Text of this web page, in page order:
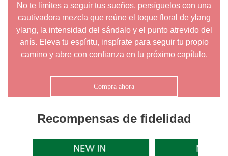
No te limites a seguir tus sueños, persíguelos con una
cautivadora mezcla que reúne el toque floral de ylang
ylang, la intensidad del sándalo y el punto atrevido del
anís. Eleva tu espíritu, inspírate para seguir tu propio
camino y abre con confianza en tu próximo capítulo.
Compra ahora
Recompensas de fidelidad